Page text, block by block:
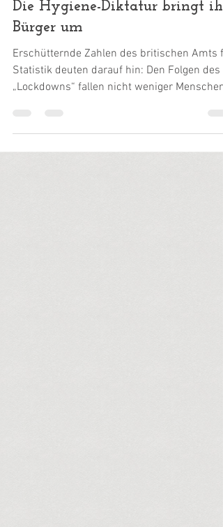
Dr. Harald Wiesendanger
7. Mai 2020
Die Hygiene-Diktatur bringt
Bürger um
Erschütternde Zahlen des britischen Amts